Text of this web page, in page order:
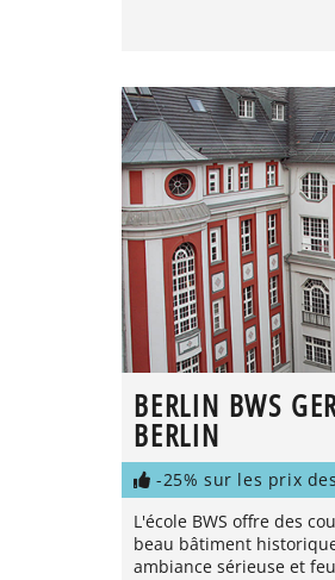
BERLIN BWS
BERLIN
-25% sur les prix
L'école BWS offre des
beau bâtiment
ambiance sérieuse et